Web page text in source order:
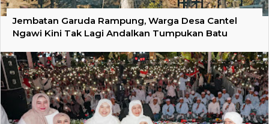
Jembatan Garuda Rampung, Warga Desa Cantel
Ngawi Kini Tak Lagi Andalkan Tumpukan Batu